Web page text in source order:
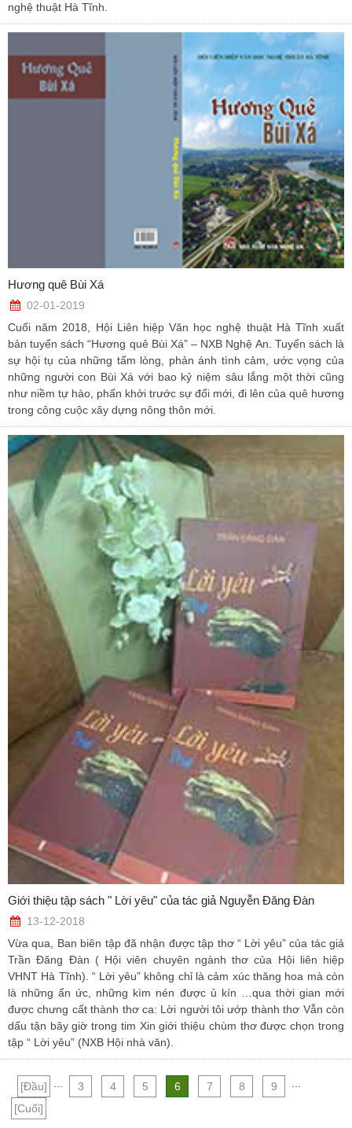
nghệ thuật Hà Tĩnh.
Hương quê Bùi Xá
02-01-2019
Cuối năm 2018, Hội Liên hiệp Văn học nghệ thuật Hà Tĩnh xuất
bản tuyển sách “Hương quê Bùi Xá” – NXB Nghệ An. Tuyển sách là
sự hội tụ của những tấm lòng, phản ánh tình cảm, ước vọng của
những người con Bùi Xá với bao kỷ niệm sâu lắng một thời cũng
như niềm tự hào, phấn khởi trước sự đổi mới, đi lên của quê hương
trong công cuộc xây dựng nông thôn mới.
Giới thiệu tập sách " Lời yêu" của tác giả Nguyễn Đăng Đàn
13-12-2018
Vừa qua, Ban biên tập đã nhận được tập thơ “ Lời yêu” của tác giả
Trần Đăng Đàn ( Hội viên chuyên ngành thơ của Hội liên hiệp
VHNT Hà Tĩnh). “ Lời yêu” không chỉ là cảm xúc thăng hoa mà còn
là những ẩn ức, những kìm nén được ủ kín …qua thời gian mới
được chưng cất thành thơ ca: Lời người tôi ướp thành thơ Vẫn còn
dấu tận bây giờ trong tim Xin giới thiệu chùm thơ được chọn trong
tập “ Lời yêu” (NXB Hội nhà văn).
[Đầu] ... 3 4 5 6 7 8 9
...
[Cuối]